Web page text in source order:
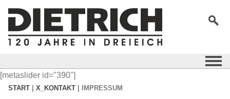
[metaslider id="390"]
START X_KONTAKT IMPRESSUM